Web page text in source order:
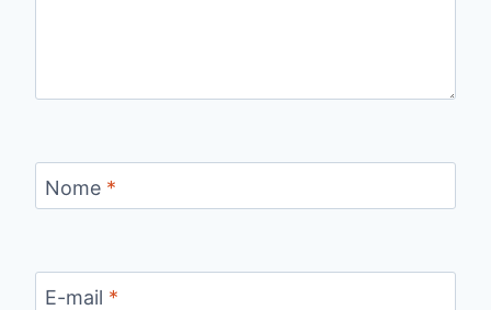
Nome *
E-mail *